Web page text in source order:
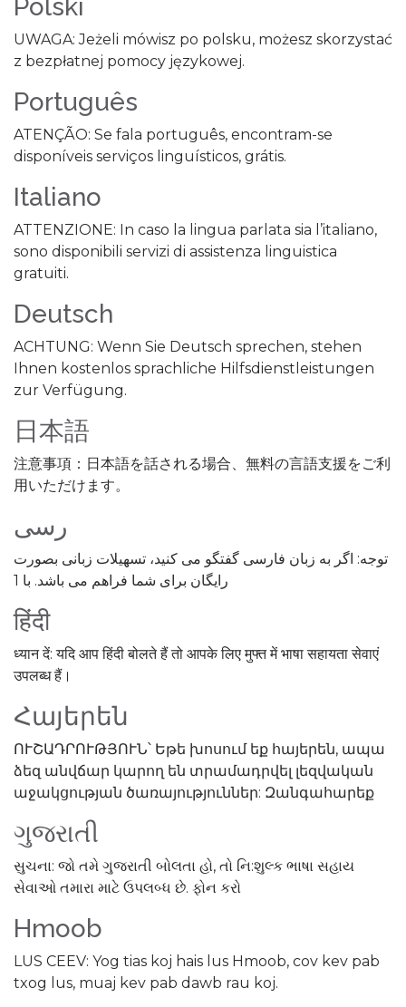
Polski
UWAGA: Jeżeli mówisz po polsku, możesz skorzystać
z bezpłatnej pomocy językowej.
Português
ATENÇÃO: Se fala português, encontram-se
disponíveis serviços linguísticos, grátis.
Italiano
ATTENZIONE: In caso la lingua parlata sia l’italiano,
sono disponibili servizi di assistenza linguistica
gratuiti.
Deutsch
ACHTUNG: Wenn Sie Deutsch sprechen, stehen
Ihnen kostenlos sprachliche Hilfsdienstleistungen
zur Verfügung.
日本語
注意事項：日本語を話される場合、無料の言語支援をご利
用いただけます。
رسی
توجه: اگر به زبان فارسی گفتگو می کنید، تسهیلات زبانی بصورت
رایگان برای شما فراهم می باشد. با 1
हिंदी
ध्यान दें: यदि आप हिंदी बोलते हैं तो आपके लिए मुफ्त में भाषा सहायता सेवाएं
उपलब्ध हैं।
Հայերեն
ՈՒՇԱԴՐՈՒԹՅՈՒՆ՝ Եթե խոսում եք հայերեն, ապա
ձեզ անվճար կարող են տրամադրվել լեզվական
աջակցության ծառայություններ: Զանգահարեք
ગુજરાતી
સુચના: જો તમે ગુજરાતી બોલતા હો, તો નિ:શુલ્ક ભાષા સહાય
સેવાઓ તમારા માટે ઉપલબ્ધ છે. ફોન કરો
Hmoob
LUS CEEV: Yog tias koj hais lus Hmoob, cov kev pab
txog lus, muaj kev pab dawb rau koj.